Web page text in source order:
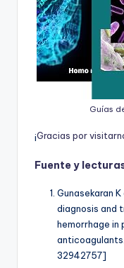
Guías
¡Gracias porvisitarn
Fuente y
Gunasekaran
diagnosis and
hemorrhage
32942757]